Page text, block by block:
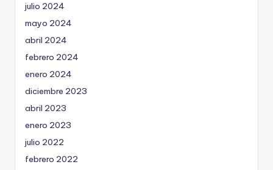
julio 2024
mayo 2024
abril 2024
febrero 2024
enero 2024
diciembre 2023
abril 2023
enero 2023
julio 2022
febrero 2022